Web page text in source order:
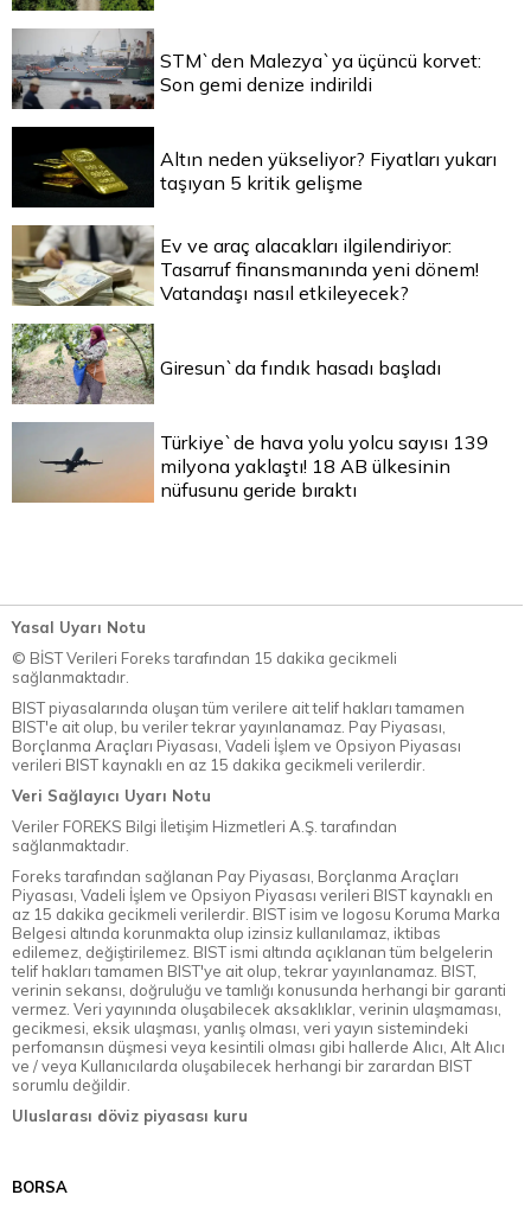
STM`den Malezya`ya üçüncü korvet:
Son gemi denize indirildi
Altın neden yükseliyor? Fiyatları yukarı
taşıyan 5 kritik gelişme
Ev ve araç alacakları ilgilendiriyor:
Tasarruf finansmanında yeni dönem!
Vatandaşı nasıl etkileyecek?
Giresun`da fındık hasadı başladı
Türkiye`de hava yolu yolcu sayısı 139
milyona yaklaştı! 18 AB ülkesinin
nüfusunu geride bıraktı
Yasal Uyarı Notu
© BİST Verileri Foreks tarafından 15 dakika gecikmeli
sağlanmaktadır.
BIST piyasalarında oluşan tüm verilere ait telif hakları tamamen
BIST'e ait olup, bu veriler tekrar yayınlanamaz. Pay Piyasası,
Borçlanma Araçları Piyasası, Vadeli İşlem ve Opsiyon Piyasası
verileri BIST kaynaklı en az 15 dakika gecikmeli verilerdir.
Veri Sağlayıcı Uyarı Notu
Veriler FOREKS Bilgi İletişim Hizmetleri A.Ş. tarafından
sağlanmaktadır.
Foreks tarafından sağlanan Pay Piyasası, Borçlanma Araçları
Piyasası, Vadeli İşlem ve Opsiyon Piyasası verileri BIST kaynaklı en
az 15 dakika gecikmeli verilerdir. BIST isim ve logosu Koruma Marka
Belgesi altında korunmakta olup izinsiz kullanılamaz, iktibas
edilemez, değiştirilemez. BIST ismi altında açıklanan tüm belgelerin
telif hakları tamamen BIST'ye ait olup, tekrar yayınlanamaz. BIST,
verinin sekansı, doğruluğu ve tamlığı konusunda herhangi bir garanti
vermez. Veri yayınında oluşabilecek aksaklıklar, verinin ulaşmaması,
gecikmesi, eksik ulaşması, yanlış olması, veri yayın sistemindeki
perfomansın düşmesi veya kesintili olması gibi hallerde Alıcı, Alt Alıcı
ve / veya Kullanıcılarda oluşabilecek herhangi bir zarardan BIST
sorumlu değildir.
Uluslarası döviz piyasası kuru
BORSA